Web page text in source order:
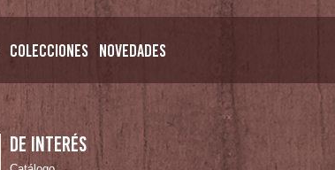
Colecciones Novedades
De interés